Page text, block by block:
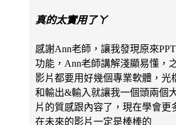
真的太實用了ㄚ
感謝Ann老師，讓我發現原來
功能，Ann老師講解淺顯易懂，
影片都要用好幾個專業軟體，光
和輸出&輸入就讓我一個頭兩個
片的質感跟內容了，現在學會更
在未來的影片一定是棒棒的